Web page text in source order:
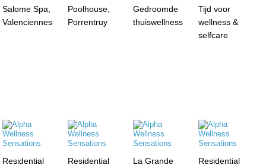
Salome Spa,
Valenciennes
Poolhouse,
Porrentruy
Gedroomde
thuiswellness
Tijd voor
wellness &
selfcare
Residential
Residential
La Grande
Residential